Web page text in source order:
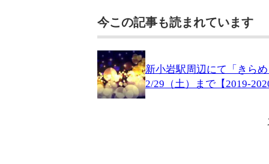
今この記事も読まれています
新小岩駅周辺にて「きら
2/29（土）まで【2019-